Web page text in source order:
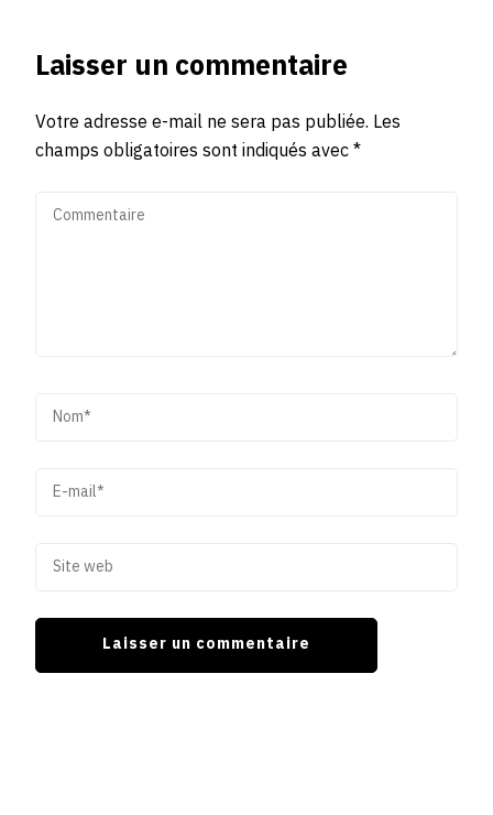
Laisser un commentaire
Votre adresse e-mail ne sera pas publiée. Les
champs obligatoires sont indiqués avec*